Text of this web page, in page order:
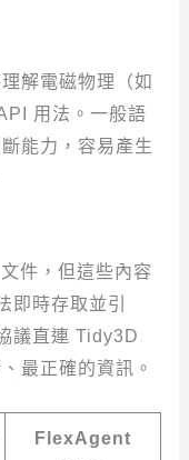
解電磁物理（如
用法。一般語
能力，容易產生
件，但這些內容
即時存取並引
議直連 Tidy3D
最正確的資訊。
FlexAgent